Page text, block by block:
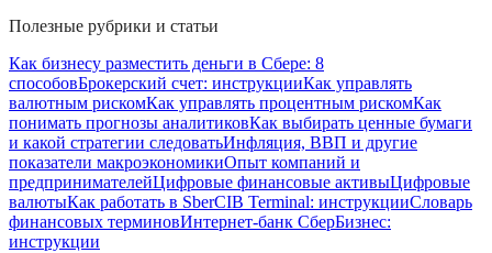
Полезные рубрики и статьи
Как бизнесу разместить деньги в Сбере: 8
способовБрокерский счет: инструкцииКак управлять
валютным рискомКак управлять процентным рискомКак
понимать прогнозы аналитиковКак выбирать ценные бумаги
и какой стратегии следоватьИнфляция, ВВП и другие
показатели макроэкономикиОпыт компаний и
предпринимателейЦифровые финансовые активыЦифровые
валютыКак работать в SberCIB Terminal: инструкцииСловарь
финансовых терминовИнтернет-банк СберБизнес:
инструкции